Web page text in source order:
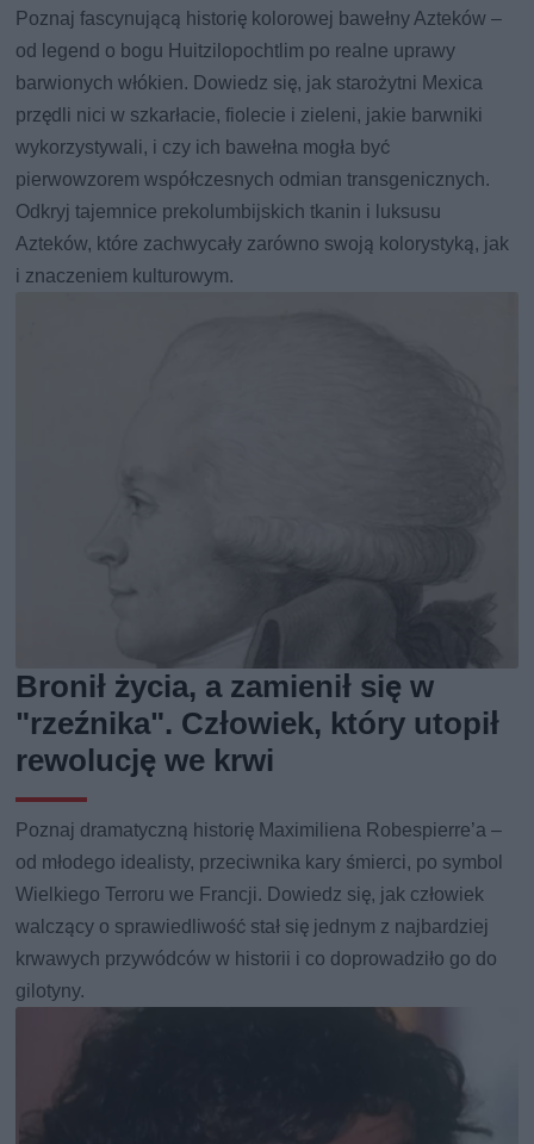
Poznaj fascynującą historię kolorowej bawełny Azteków –
od legend o bogu Huitzilopochtlim po realne uprawy
barwionych włókien. Dowiedz się, jak starożytni Mexica
przędli nici w szkarłacie, fiolecie i zieleni, jakie barwniki
wykorzystywali, i czy ich bawełna mogła być
pierwowzorem współczesnych odmian transgenicznych.
Odkryj tajemnice prekolumbijskich tkanin i luksusu
Azteków, które zachwycały zarówno swoją kolorystyką, jak
i znaczeniem kulturowym.
Bronił życia, a zamienił się w
"rzeźnika". Człowiek, który utopił
rewolucję we krwi
Poznaj dramatyczną historię Maximiliena Robespierre’a –
od młodego idealisty, przeciwnika kary śmierci, po symbol
Wielkiego Terroru we Francji. Dowiedz się, jak człowiek
walczący o sprawiedliwość stał się jednym z najbardziej
krwawych przywódców w historii i co doprowadziło go do
gilotyny.